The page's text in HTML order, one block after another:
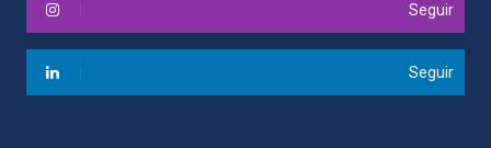
Seguir
Seguir